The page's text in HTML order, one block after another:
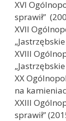
XVI
sprawił”
XVII
XVIII
XX
na
XXIII
sprawił”